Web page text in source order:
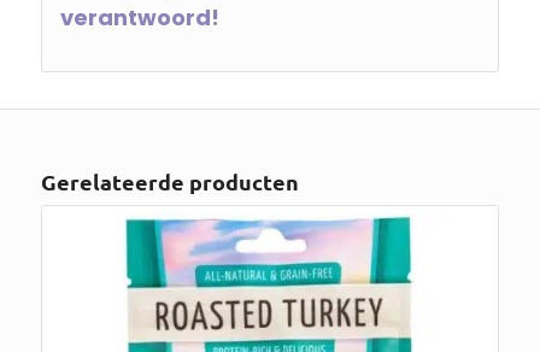
verantwoord!
Gerelateerde producten